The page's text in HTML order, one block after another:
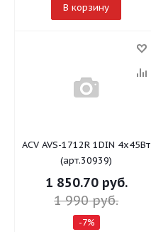
В корзину
ACV AVS-1712R 1DIN 4x45Вт
(арт.30939)
1 850.70руб.
1 990руб.
-7%